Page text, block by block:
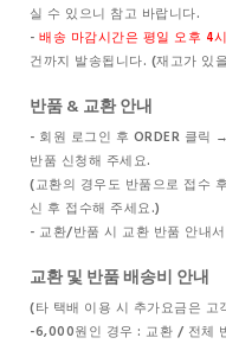
실 수 있으니 참고 바랍니다.
- 배송 마감시간은 평일 오후 4시
건까지 발송됩니다. (재고가 있
반품 & 교환 안내
- 회원 로그인 후 ORDER 클릭
반품 신청해 주세요.
(교환의 경우도 반품으로 접수
신 후 접수해 주세요.)
- 교환/반품 시 교환 반품 안내
교환 및 반품 배송비 안내
(타 택배 이용 시 추가요금은 고
-6,000원인 경우 : 교환 / 전체